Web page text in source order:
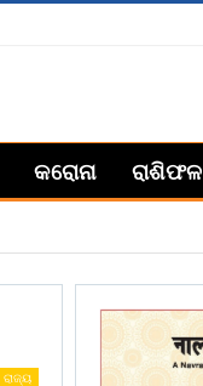
କରୋନା ରାଶିଫଳ
ରାଜ୍ୟ